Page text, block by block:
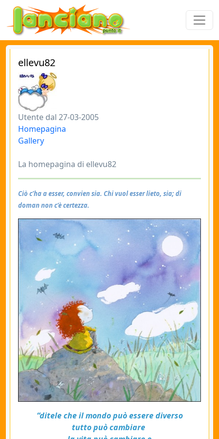
ellevu82
Utente dal 27-03-2005
Homepagina
Gallery
La homepagina di ellevu82
Ciò c’ha a esser, convien sia. Chi vuol esser lieto, sia; di
doman non c’è certezza.
“ditele che il mondo può essere diverso
tutto può cambiare